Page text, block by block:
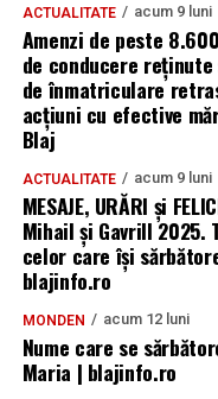
ACTUALITATE acum 9 luni
Amenzi de peste
de conducere
de înmatriculare
acțiuni cu efective
Blaj
ACTUALITATE acum 9 luni
MESAJE, URĂRI și
Mihail și Gavrill 2025.
celor care își
blajinfo.ro
MONDEN acum 12 luni
Nume care se
Maria | blajinfo.ro